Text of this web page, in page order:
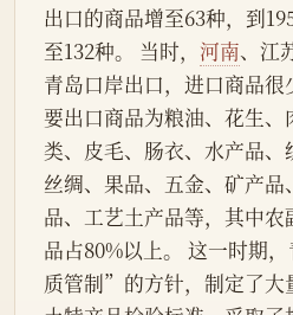
出口的商品增至63种，到
至132种。 当时， 河南、江
青岛口岸出口，进口商品很
要出口商品为粮油、花生
类、皮毛、肠衣、水产品、
丝绸、果品、五金、矿产
品、工艺土产品等，其中农
品占80%以上。 这一时期
质管制”的方针，制定了大